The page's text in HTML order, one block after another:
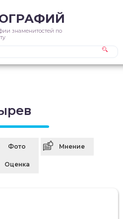
знаменитостей по
Фото Мнение
Оценка